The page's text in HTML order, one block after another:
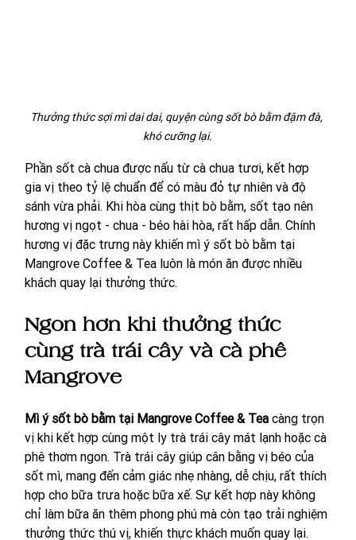
Thưởng thức sợi mì dai dai, quyện cùng sốt bò bằm đậm đà,
khó cưỡng lại.
Phần sốt cà chua được nấu từ cà chua tươi, kết hợp
gia vị theo tỷ lệ chuẩn để có màu đỏ tự nhiên và độ
sánh vừa phải. Khi hòa cùng thịt bò bằm, sốt tạo nên
hương vị ngọt - chua - béo hài hòa, rất hấp dẫn. Chính
hương vị đặc trưng này khiến mì ý sốt bò bằm tại
Mangrove Coffee & Tea luôn là món ăn được nhiều
khách quay lại thưởng thức.
Ngon hơn khi thưởng thức
cùng trà trái cây và cà phê
Mangrove
Mì ý sốt bò bằm tại Mangrove Coffee & Tea càng trọn
vị khi kết hợp cùng một ly trà trái cây mát lạnh hoặc cà
phê thơm ngon. Trà trái cây giúp cân bằng vị béo của
sốt mì, mang đến cảm giác nhẹ nhàng, dễ chịu, rất thích
hợp cho bữa trưa hoặc bữa xế. Sự kết hợp này không
chỉ làm bữa ăn thêm phong phú mà còn tạo trải nghiệm
thưởng thức thú vị, khiến thực khách muốn quay lại.